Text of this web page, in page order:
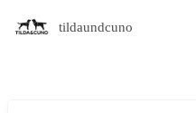
tildaundcuno